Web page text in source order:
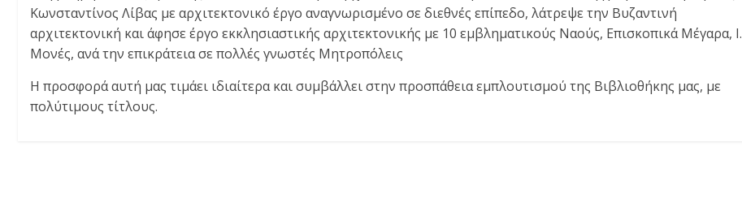
Κωνσταντίνος Λίβας με αρχιτεκτονικό έργο αναγνωρισμένο σε διεθνές επίπεδο, λάτρεψε την Βυζαντινή
αρχιτεκτονική και άφησε έργο εκκλησιαστικής αρχιτεκτονικής με 10 εμβληματικούς Ναούς, Επισκοπικά Μέγαρα, Ι.
Μονές, ανά την επικράτεια σε πολλές γνωστές Μητροπόλεις
Η προσφορά αυτή μας τιμάει ιδιαίτερα και συμβάλλει στην προσπάθεια εμπλουτισμού της Βιβλιοθήκης μας, με
πολύτιμους τίτλους.